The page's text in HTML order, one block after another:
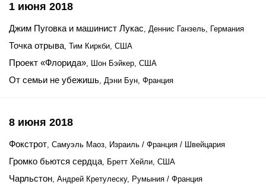
1 июня 2018
Джим Пуговка и машинист Лукас, Деннис Ганзель, Германия
Точка отрыва, Тим Киркби, США
Проект «Флорида», Шон Бэйкер, США
От семьи не убежишь, Дэни Бун, Франция
8 июня 2018
Фокстрот, Самуэль Маоз, Израиль / Франция / Швейцария
Громко бьются сердца, Бретт Хейли, США
Чарльстон, Андрей Кретулеску, Румыния / Франция